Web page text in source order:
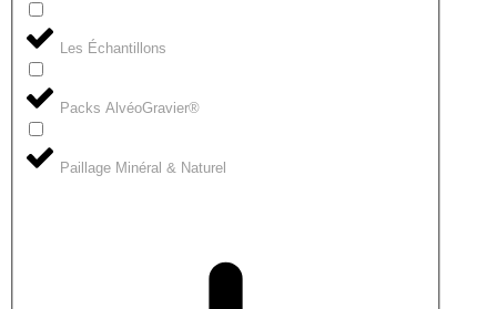
Les Échantillons
Packs AlvéoGravier®
Paillage Minéral & Naturel